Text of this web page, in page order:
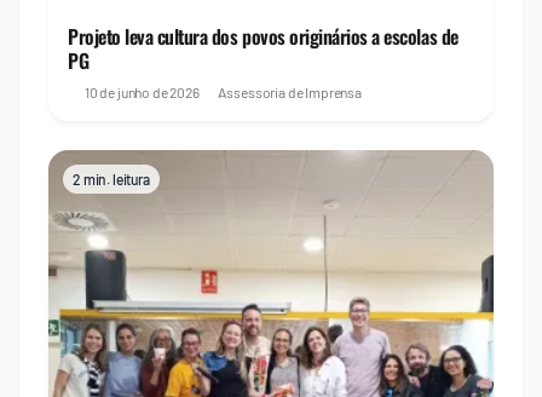
Projeto leva cultura dos povos originários a escolas de
PG
10 de junho de 2026 Assessoria de Imprensa
2 min. leitura